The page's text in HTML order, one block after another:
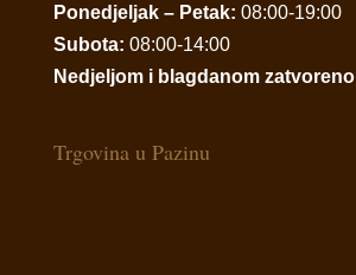
Ponedjeljak – Petak: 08:00-19:00
Subota: 08:00-14:00
Nedjeljom i blagdanom zatvoreno
Trgovina u Pazinu